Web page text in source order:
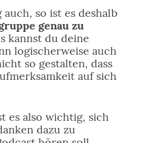
so ist es deshalb
genau zu
kannst du deine
logischerweise auch
so gestalten, dass
auf sich
es also wichtig, sich
dazu zu